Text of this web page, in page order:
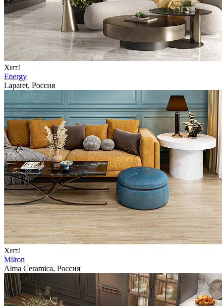
Хит!
Energy
Laparet, Россия
Хит!
Milton
Alma Ceramica, Россия